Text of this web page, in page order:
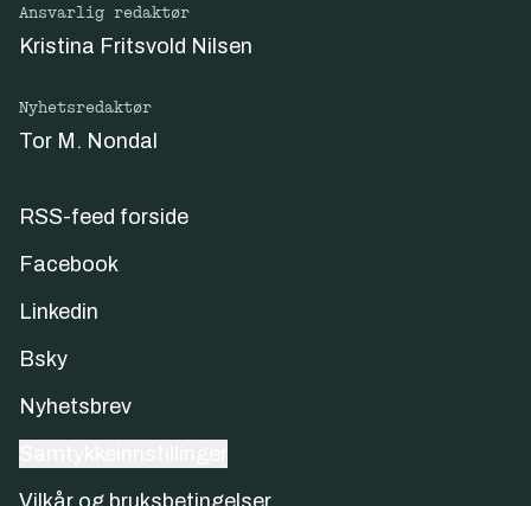
Ansvarlig redaktør
Kristina Fritsvold Nilsen
Nyhetsredaktør
Tor M. Nondal
RSS-feed forside
Facebook
Linkedin
Bsky
Nyhetsbrev
Vilkår og bruksbetingelser